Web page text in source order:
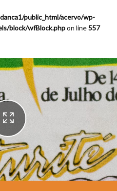
public_html/acervo/wp-
block/wfBlock.phpon line557
- 7a. Edição - 1989